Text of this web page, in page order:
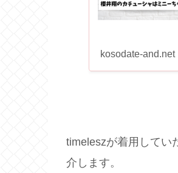
kosodate-and.net
timeleszが着用してい
介します。